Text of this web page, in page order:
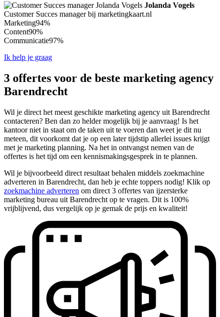
Jolanda Vogels
Customer Succes manager bij marketingkaart.nl
Marketing94%
Content90%
Communicatie97%
Ik help je graag
3 offertes voor de beste marketing agency
Barendrecht
Wil je direct het meest geschikte marketing agency uit Barendrecht
contacteren? Ben dan zo helder mogelijk bij je aanvraag! Is het
kantoor niet in staat om de taken uit te voeren dan weet je dit nu
meteen, dit voorkomt dat je op een later tijdstip allerlei issues krijgt
met je marketing planning. Na het in ontvangst nemen van de
offertes is het tijd om een kennismakingsgesprek in te plannen.
Wil je bijvoorbeeld direct resultaat behalen middels zoekmachine
adverteren in Barendrecht, dan heb je echte toppers nodig! Klik op
zoekmachine adverteren om direct 3 offertes van ijzersterke
marketing bureau uit Barendrecht op te vragen. Dit is 100%
vrijblijvend, dus vergelijk op je gemak de prijs en kwaliteit!